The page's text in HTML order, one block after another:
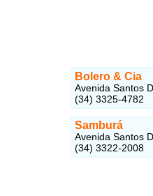
Bolero & Cia
Avenida Santos
(34) 3325-4782
Samburá
Avenida Santos
(34) 3322-2008